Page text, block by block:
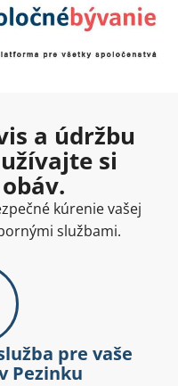
a údržbu
si
kúrenie vašej
službami.
pre vaše
Pezinku